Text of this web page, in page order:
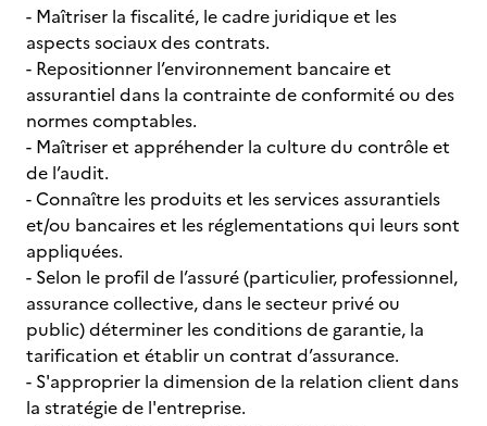
- Maîtriser la fiscalité, le cadre juridique et les
aspects sociaux des contrats.
- Repositionner l’environnement bancaire et
assurantiel dans la contrainte de conformité ou des
normes comptables.
- Maîtriser et appréhender la culture du contrôle et
de l’audit.
- Connaître les produits et les services assurantiels
et/ou bancaires et les réglementations qui leurs sont
appliquées.
- Selon le profil de l’assuré (particulier, professionnel,
assurance collective, dans le secteur privé ou
public) déterminer les conditions de garantie, la
tarification et établir un contrat d’assurance.
- S'approprier la dimension de la relation client dans
la stratégie de l'entreprise.